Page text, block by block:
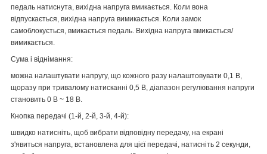
педаль натиснута, вихідна напруга вмикається. Коли вона
відпускається, вихідна напруга вимикається. Коли замок
самоблокується, вмикається педаль. Вихідна напруга вмикається/
вимикається.
Сума і віднімання:
можна налаштувати напругу, що кожного разу налаштовувати 0,1 В,
щоразу при тривалому натисканні 0,5 В, діапазон регулювання напруги
становить 0 В ~ 18 В.
Кнопка передачі (1-й, 2-й, 3-й, 4-й):
швидко натисніть, щоб вибрати відповідну передачу, на екрані
з'явиться напруга, встановлена для цієї передачі, натисніть 2 секунди,